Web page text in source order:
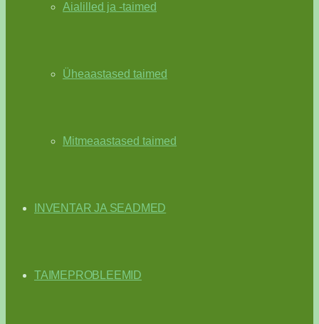
Aialilled ja -taimed
Üheaastased taimed
Mitmeaastased taimed
INVENTAR JA SEADMED
TAIMEPROBLEEMID